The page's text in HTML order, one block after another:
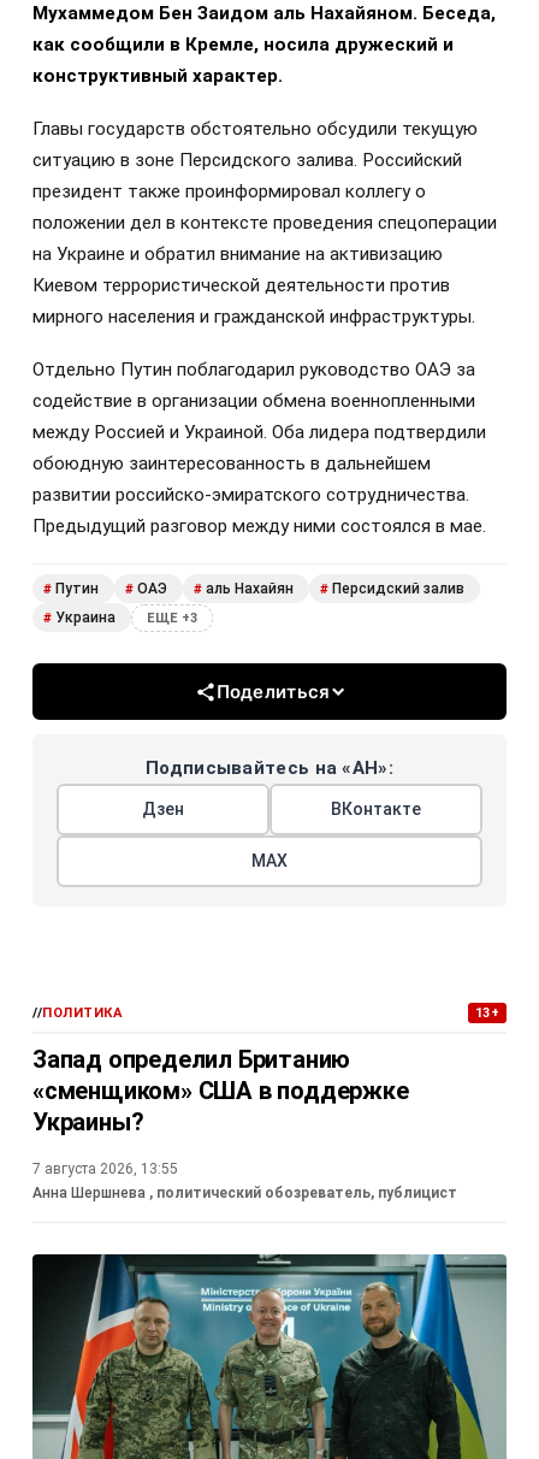
Мухаммедом Бен Заидом аль Нахайяном. Беседа,
как сообщили в Кремле, носила дружеский и
конструктивный характер.
Главы государств обстоятельно обсудили текущую
ситуацию в зоне Персидского залива. Российский
президент также проинформировал коллегу о
положении дел в контексте проведения спецоперации
на Украине и обратил внимание на активизацию
Киевом террористической деятельности против
мирного населения и гражданской инфраструктуры.
Отдельно Путин поблагодарил руководство ОАЭ за
содействие в организации обмена военнопленными
между Россией и Украиной. Оба лидера подтвердили
обоюдную заинтересованность в дальнейшем
развитии российско-эмиратского сотрудничества.
Предыдущий разговор между ними состоялся в мае.
# Путин # ОАЭ # аль Нахайян # Персидский залив
# Украина ЕЩЕ +3
Поделиться
Подписывайтесь на «АН»:
Дзен ВКонтакте
МАХ
//ПОЛИТИКА 13+
Запад определил Британию
«сменщиком» США в поддержке
Украины?
7 августа 2026, 13:55
Анна Шершнева , политический обозреватель, публицист